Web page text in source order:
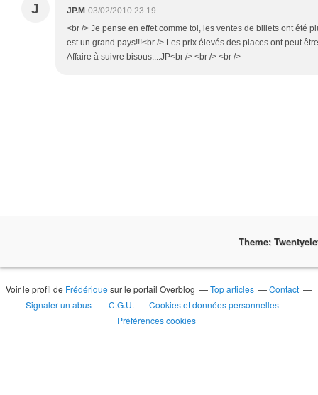
J JP.M 03/02/2010 23:19
<br /> Je pense en effet comme toi, les ventes de billets ont été
est un grand pays!!!<br /> Les prix élevés des places ont peut
Affaire à suivre bisous....JP<br /> <br /> <br />
Theme:
Voir le profil de Frédérique sur le portail Overblog Top articles
Contact
Signaler un abus
C.G.U.
Cookies et données personnelles
Préférences cookies